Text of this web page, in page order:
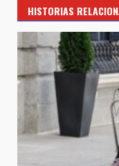
HISTORIAS